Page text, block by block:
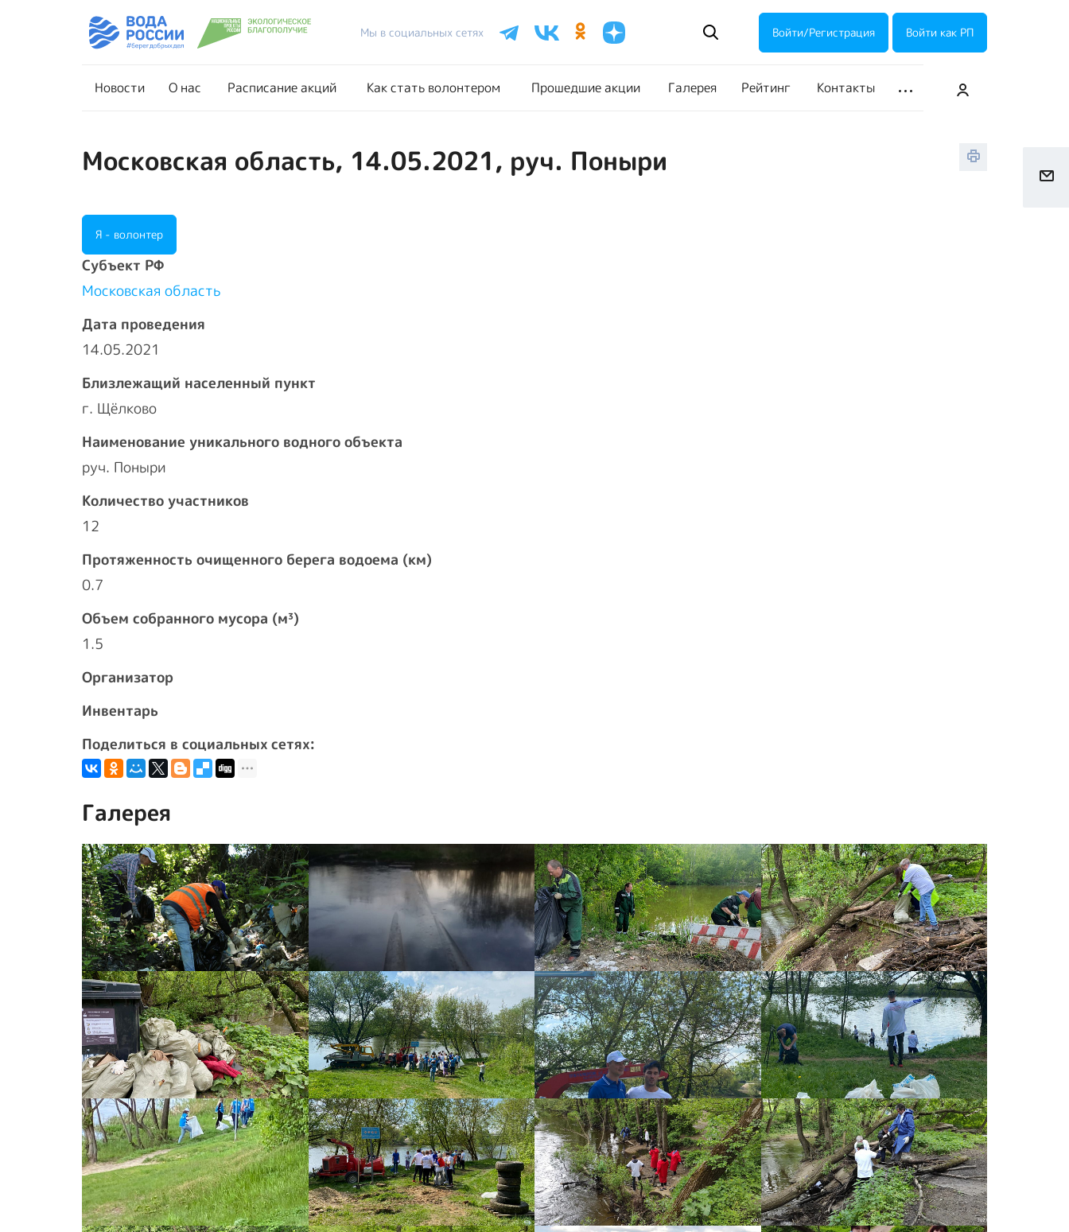
Мы в социальных сетях Войти/Регистрация Войти как РП
Новости О нас Расписание акций Как стать волонтером Прошедшие акции Галерея Рейтинг Контакты
Новости О нас Как стать волонтером Прошедшие акции
Московская область, 14.05.2021, руч. Поныри
Я - волонтер
Cубъект РФ
Московская область
Дата проведения
14.05.2021
Близлежащий населенный пункт
г. Щёлково
Наименование уникального водного объекта
руч. Поныри
Количество участников
12
Протяженность очищенного берега водоема (км)
0.7
Объем собранного мусора (м³)
1.5
Организатор
Инвентарь
Поделиться в социальных сетях:
Галерея